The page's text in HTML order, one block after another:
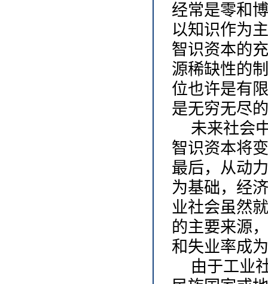
经常是零和
以知识作为
智识资本的
源稀缺性的
位也许是有
是无穷无尽
未来社会
智识资本将
最后，从动
为基础，经
业社会虽然
的主要来源
和失业率成
由于工业